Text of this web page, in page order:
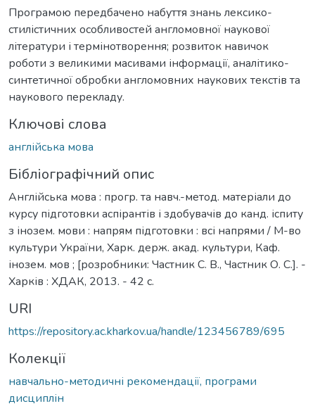
Програмою передбачено набуття знань лексико-
стилістичних особливостей англомовної наукової
літератури і термінотворення; розвиток навичок
роботи з великими масивами інформації, аналітико-
синтетичної обробки англомовних наукових текстів та
наукового перекладу.
Ключові слова
англійська мова
Бібліографічний опис
Англійська мова : прогр. та навч.-метод. матеріали до
курсу підготовки аспірантів і здобувачів до канд. іспиту
з інозем. мови : напрям підготовки : всі напрями / М-во
культури України, Харк. держ. акад. культури, Каф.
інозем. мов ; [розробники: Частник С. В., Частник О. С.]. -
Харків : ХДАК, 2013. - 42 с.
URI
https://repository.ac.kharkov.ua/handle/123456789/695
Колекції
навчально-методичні рекомендації, програми
дисциплін